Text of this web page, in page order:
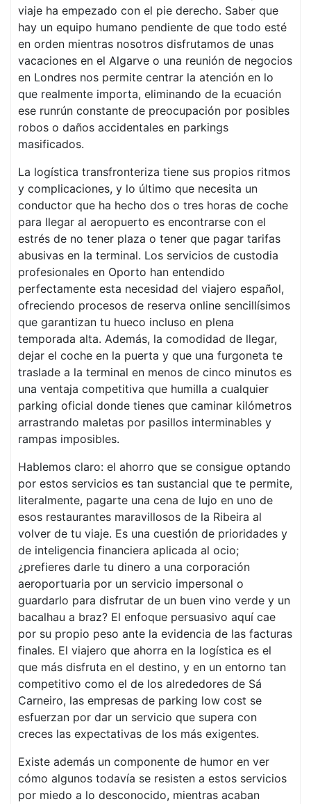
viaje ha empezado con el pie derecho. Saber que
hay un equipo humano pendiente de que todo esté
en orden mientras nosotros disfrutamos de unas
vacaciones en el Algarve o una reunión de negocios
en Londres nos permite centrar la atención en lo
que realmente importa, eliminando de la ecuación
ese runrún constante de preocupación por posibles
robos o daños accidentales en parkings
masificados.
La logística transfronteriza tiene sus propios ritmos
y complicaciones, y lo último que necesita un
conductor que ha hecho dos o tres horas de coche
para llegar al aeropuerto es encontrarse con el
estrés de no tener plaza o tener que pagar tarifas
abusivas en la terminal. Los servicios de custodia
profesionales en Oporto han entendido
perfectamente esta necesidad del viajero español,
ofreciendo procesos de reserva online sencillísimos
que garantizan tu hueco incluso en plena
temporada alta. Además, la comodidad de llegar,
dejar el coche en la puerta y que una furgoneta te
traslade a la terminal en menos de cinco minutos es
una ventaja competitiva que humilla a cualquier
parking oficial donde tienes que caminar kilómetros
arrastrando maletas por pasillos interminables y
rampas imposibles.
Hablemos claro: el ahorro que se consigue optando
por estos servicios es tan sustancial que te permite,
literalmente, pagarte una cena de lujo en uno de
esos restaurantes maravillosos de la Ribeira al
volver de tu viaje. Es una cuestión de prioridades y
de inteligencia financiera aplicada al ocio;
¿prefieres darle tu dinero a una corporación
aeroportuaria por un servicio impersonal o
guardarlo para disfrutar de un buen vino verde y un
bacalhau a braz? El enfoque persuasivo aquí cae
por su propio peso ante la evidencia de las facturas
finales. El viajero que ahorra en la logística es el
que más disfruta en el destino, y en un entorno tan
competitivo como el de los alrededores de Sá
Carneiro, las empresas de parking low cost se
esfuerzan por dar un servicio que supera con
creces las expectativas de los más exigentes.
Existe además un componente de humor en ver
cómo algunos todavía se resisten a estos servicios
por miedo a lo desconocido, mientras acaban